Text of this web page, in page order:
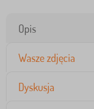
Opis
Wasze zdjęcia
Dyskusja